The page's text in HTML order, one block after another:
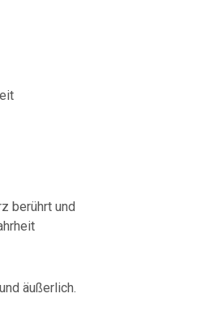
berührt und
äußerlich.